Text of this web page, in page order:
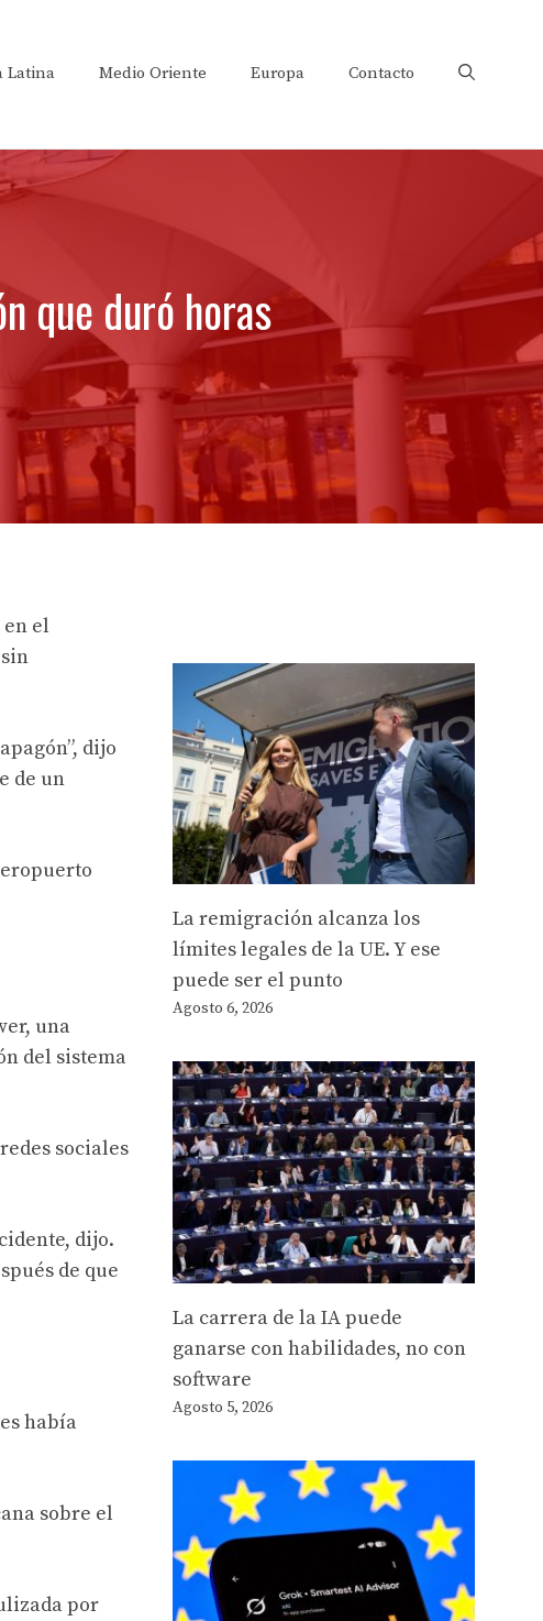
Latina Medio Oriente Europa Contacto
que duró horas
el
dijo
de un
una
del sistema
sociales
dijo.
de que
había
sobre el
por
La remigración alcanza los
límites legales de la UE. Y ese
puede ser el punto
Agosto 6, 2026
La carrera de la IA puede
ganarse con habilidades, no con
software
Agosto 5, 2026